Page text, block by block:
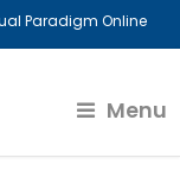
Paradigm Online
Menu